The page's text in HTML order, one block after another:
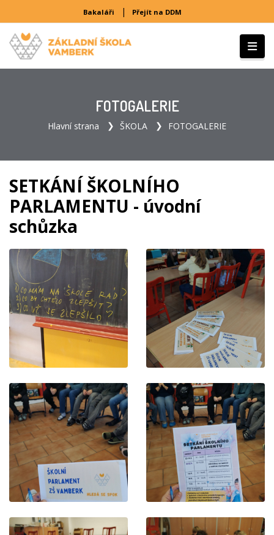
Bakaláři | Přejít na DDM
FOTOGALERIE
Hlavní strana ŠKOLA FOTOGALERIE
SETKÁNÍ ŠKOLNÍHO
PARLAMENTU - úvodní
schůzka